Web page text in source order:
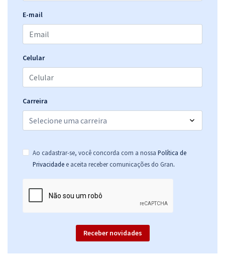
E-mail
Celular
Carreira
Ao cadastrar-se, você concorda com a nossa Política de
Privacidade e aceita receber comunicações do Gran.
Receber novidades